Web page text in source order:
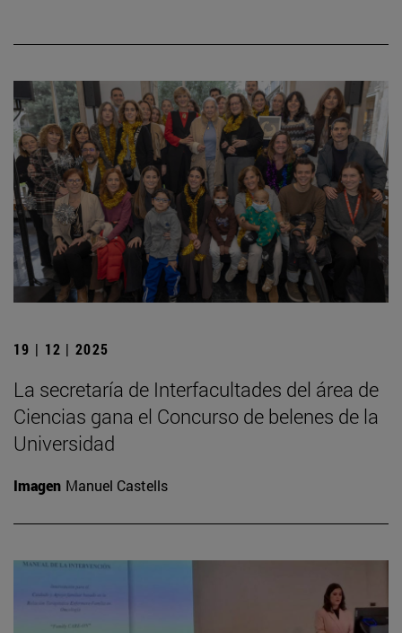
19 | 12 | 2025
La secretaría de Interfacultades del área de
Ciencias gana el Concurso de belenes de la
Universidad
Imagen Manuel Castells